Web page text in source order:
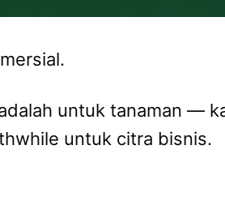
untuk tanaman —
untuk citra bisnis.